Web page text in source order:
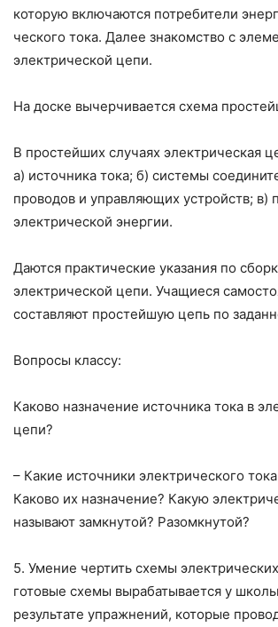
которую включаются потребители
ческого тока. Далее знакомство с
электрической цепи.
На доске вычерчивается схема
В простейших случаях электрическая
а) источника то­ка; б) системы
проводов и управляющих устройств; в)
электрической энергии.
Даются практические указания по
электрической цепи. Учащие­ся
составляют простейшую цепь по
Вопросы классу:
Каково назначение источника тока в
цепи?
– Какие источники электрического
Каково их назначение? Какую
называют замкнутой? Разомкнутой?
5. Умение чертить схемы
готовые схемы вырабатывается у
результате упражнений, которые